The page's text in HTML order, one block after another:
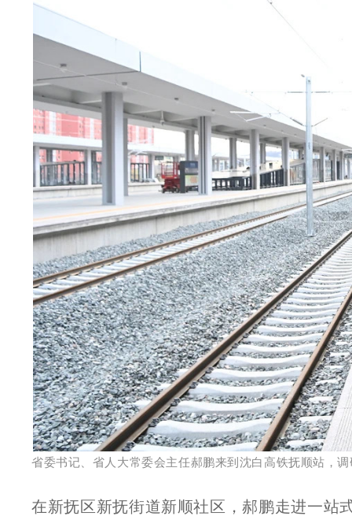
省委书记、省人大常委会主任郝鹏来到沈白高铁抚顺站，
在新抚区新抚街道新顺社区，郝鹏走进一站